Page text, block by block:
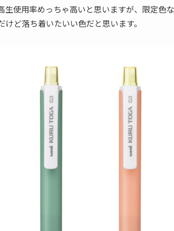
生使用率めっちゃ高いと思いますが、限定色
けど落ち着いたいい色だと思います。